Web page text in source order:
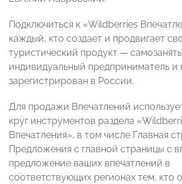
Подключиться к «Wildberries
каждый, кто создает и продвигает
туристический продукт —
индивидуальный предприниматель и
зарегистрирован в России.
Для продажи Впечатлений
круг инструментов раздела
Впечатления», в том числе Главная
Предложения с главной страницы с
предложение ваших впечатлений в
соответствующих регионах тем, кто